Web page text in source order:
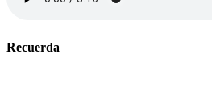
Recuerda